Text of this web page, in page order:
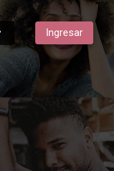
Ingresar